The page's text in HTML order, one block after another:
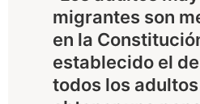
migrantes son
en la
establecido el
todos los